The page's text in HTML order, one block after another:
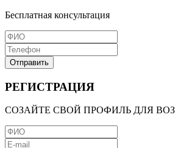
Бесплатная консультация
Отправить
РЕГИСТРАЦИЯ
СОЗАЙТЕ СВОЙ ПРОФИЛЬ ДЛЯ